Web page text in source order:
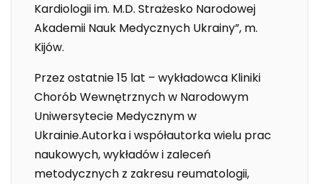
Kardiologii im. M.D. Strażesko Narodowej
Akademii Nauk Medycznych Ukrainy”, m.
Kijów.
Przez ostatnie 15 lat – wykładowca Kliniki
Chorób Wewnętrznych w Narodowym
Uniwersytecie Medycznym w
Ukrainie.Autorka i współautorka wielu prac
naukowych, wykładów i zaleceń
metodycznych z zakresu reumatologii,